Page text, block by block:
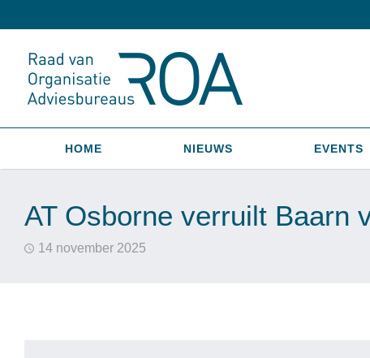
HOME NIEUWS EVENTS
AT Osborne verruilt Baarn
14 november 2025